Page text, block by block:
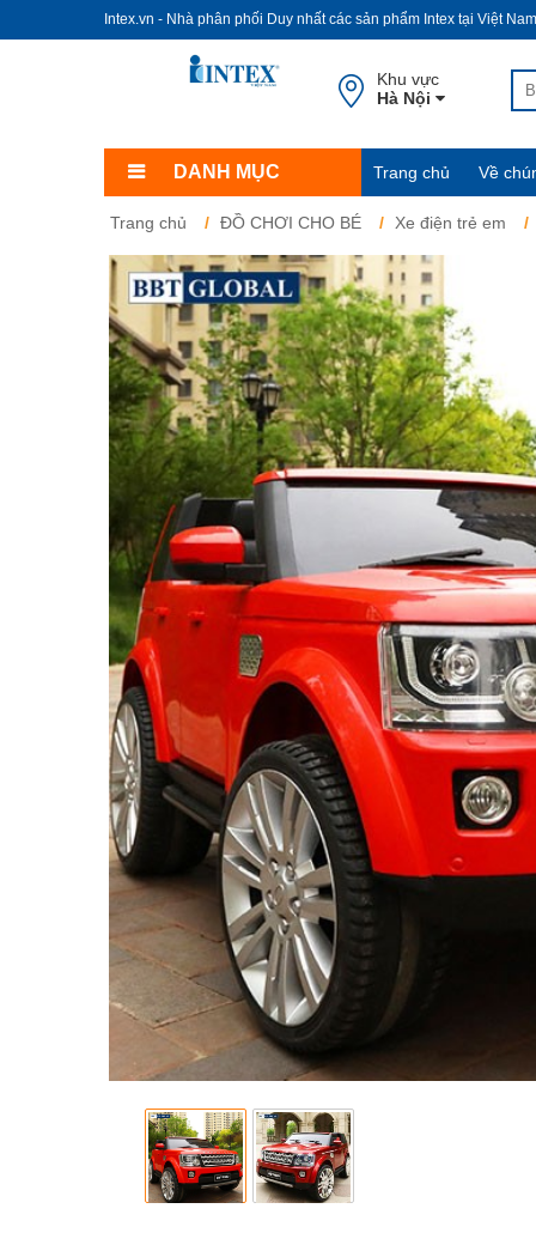
Intex.vn - Nhà phân phối Duy nhất các sản phẩm Intex tại Việt Nam
Khu vực
Hà Nội
DANH MỤC Trang chủ Về
Trang chủ ĐỒ CHƠI CHO BÉ Xe điện trẻ em